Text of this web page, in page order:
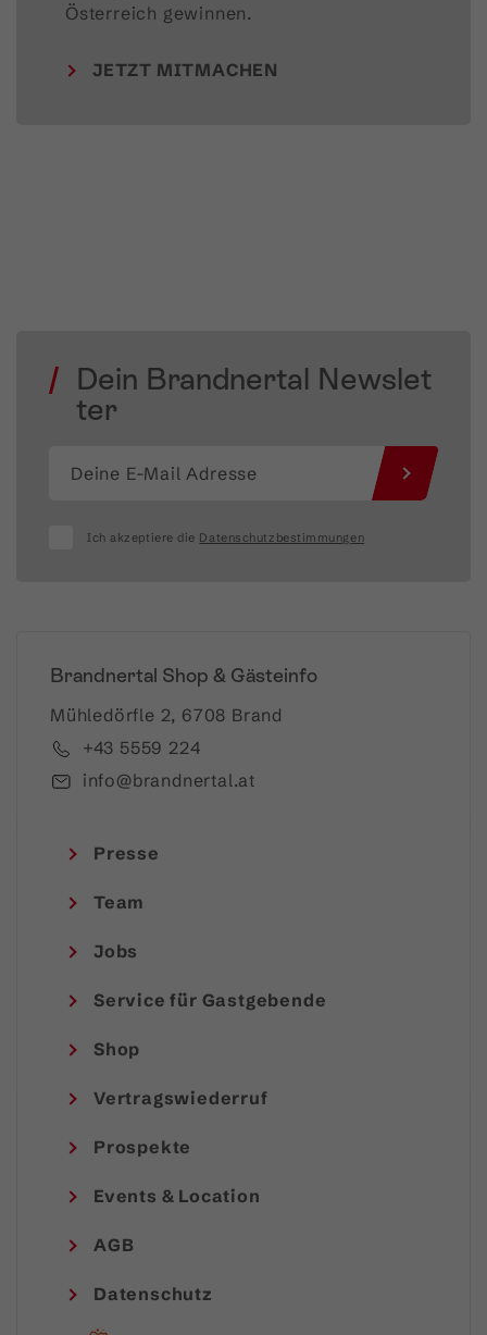
Österreich gewinnen.
JETZT MITMACHEN
Dein Brandnertal Newslet
ter
Ich akzeptiere die Datenschutzbestimmungen
Brandnertal Shop & Gästeinfo
Mühledörfle 2, 6708 Brand
+43 5559 224
info@brandnertal.at
Presse
Team
Jobs
Service für Gastgebende
Shop
Vertragswiederruf
Prospekte
Events & Location
AGB
Datenschutz